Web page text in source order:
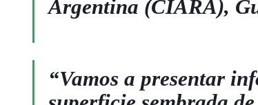
Argentina (CIARA),
“Vamos a presentar